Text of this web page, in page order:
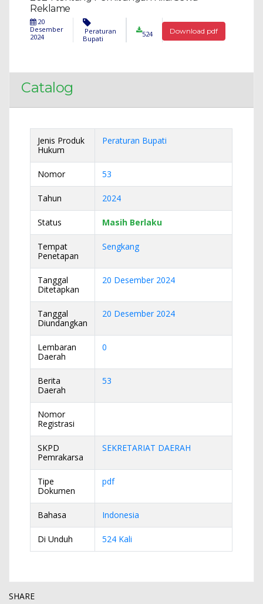
Reklame
Download pdf
20
Desember
2024
Peraturan
Bupati
524
Catalog
Jenis Produk
Hukum
Peraturan Bupati
Nomor 53
Tahun 2024
Status Masih Berlaku
Tempat
Penetapan
Sengkang
Tanggal
Ditetapkan
20 Desember 2024
Tanggal
Diundangkan
20 Desember 2024
Lembaran
Daerah
0
Berita
Daerah
53
Nomor
Registrasi
SKPD
Pemrakarsa
SEKRETARIAT DAERAH
Tipe
Dokumen
pdf
Bahasa Indonesia
Di Unduh 524 Kali
SHARE